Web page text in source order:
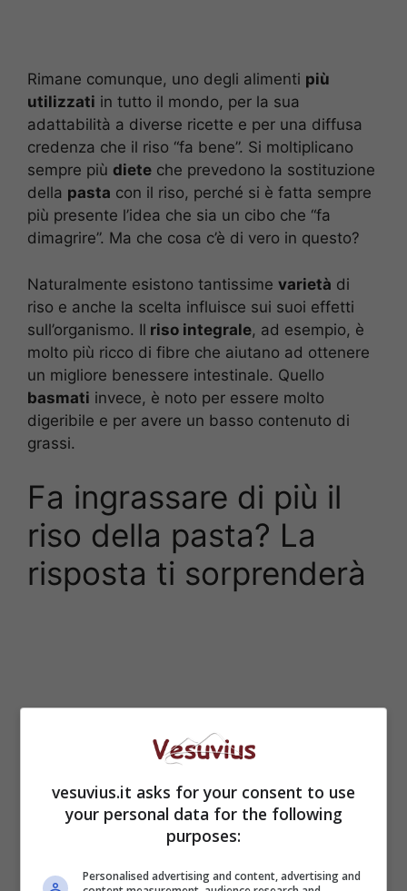
Rimane comunque, uno degli alimenti più
utilizzati in tutto il mondo, per la sua
adattabilità a diverse ricette e per una diffusa
credenza che il riso “fa bene”. Si moltiplicano
sempre più diete che prevedono la sostituzione
della pasta con il riso, perché si è fatta sempre
più presente l’idea che sia un cibo che “fa
dimagrire”. Ma che cosa c’è di vero in questo?
Naturalmente esistono tantissime varietà di
riso e anche la scelta influisce sui suoi effetti
sull’organismo. Il riso integrale, ad esempio, è
molto più ricco di fibre che aiutano ad ottenere
un migliore benessere intestinale. Quello
basmati invece, è noto per essere molto
digeribile e per avere un basso contenuto di
grassi.
Fa ingrassare di più il
riso della pasta? La
risposta ti sorprenderà
vesuvius.it asks for your consent to use
your personal data for the following
purposes:
Personalised advertising and content, advertising and